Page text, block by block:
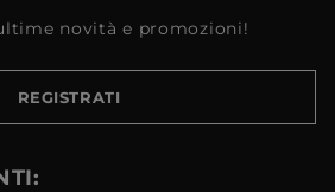
novità e promozioni!
REGISTRATI